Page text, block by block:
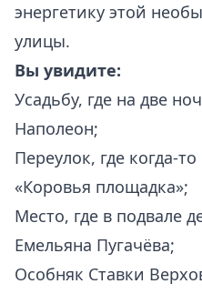
энергетику этой
улицы.
Вы увидите:
Усадьбу, где на две
Наполеон;
Переулок, где когда-
«Коровья площадка»;
Место, где в подвале
Емельяна Пугачёва;
Особняк Ставки